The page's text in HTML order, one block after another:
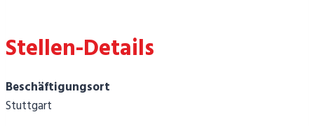
Stellen-Details
Beschäftigungsort
Stuttgart